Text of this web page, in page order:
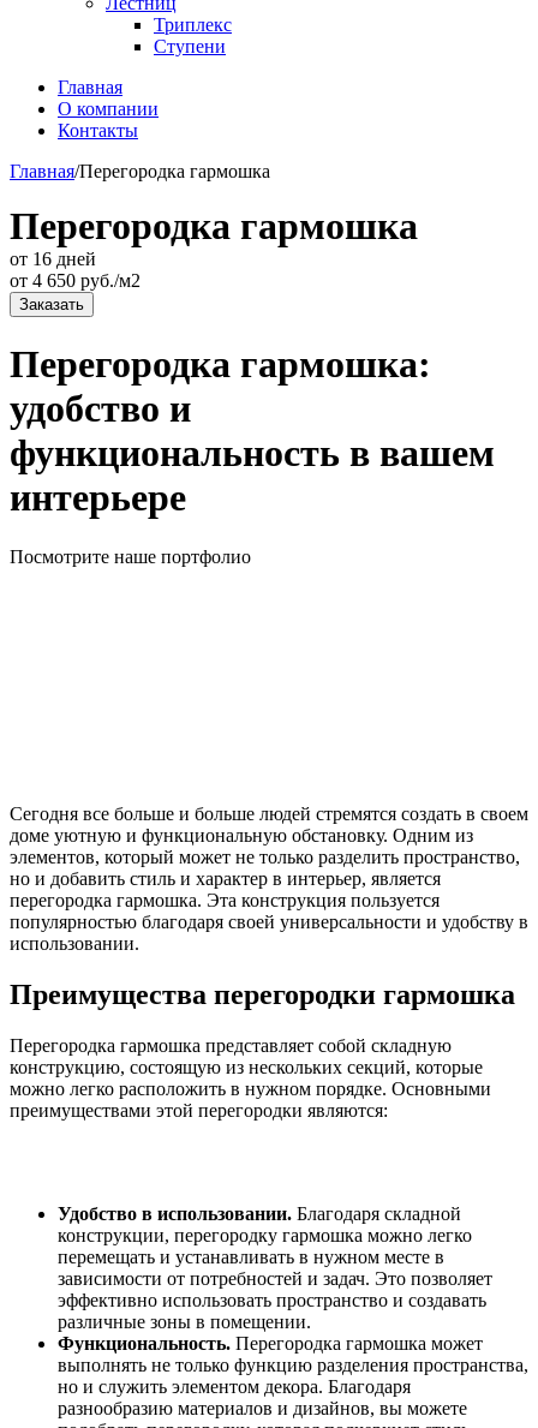
Триплекс
Ступени
Главная
О компании
Контакты
Главная/Перегородка гармошка
Перегородка гармошка
от 16 дней
от 4 650 руб./м2
Заказать
Перегородка гармошка:
удобство и
функциональность в вашем
интерьере
Посмотрите наше портфолио
Сегодня все больше и больше людей стремятся создать в своем
доме уютную и функциональную обстановку. Одним из
элементов, который может не только разделить пространство,
но и добавить стиль и характер в интерьер, является
перегородка гармошка. Эта конструкция пользуется
популярностью благодаря своей универсальности и удобству в
использовании.
Преимущества перегородки гармошка
Перегородка гармошка представляет собой складную
конструкцию, состоящую из нескольких секций, которые
можно легко расположить в нужном порядке. Основными
преимуществами этой перегородки являются:
Удобство в использовании. Благодаря складной
конструкции, перегородку гармошка можно легко
перемещать и устанавливать в нужном месте в
зависимости от потребностей и задач. Это позволяет
эффективно использовать пространство и создавать
различные зоны в помещении.
Функциональность. Перегородка гармошка может
выполнять не только функцию разделения пространства,
но и служить элементом декора. Благодаря
разнообразию материалов и дизайнов, вы можете